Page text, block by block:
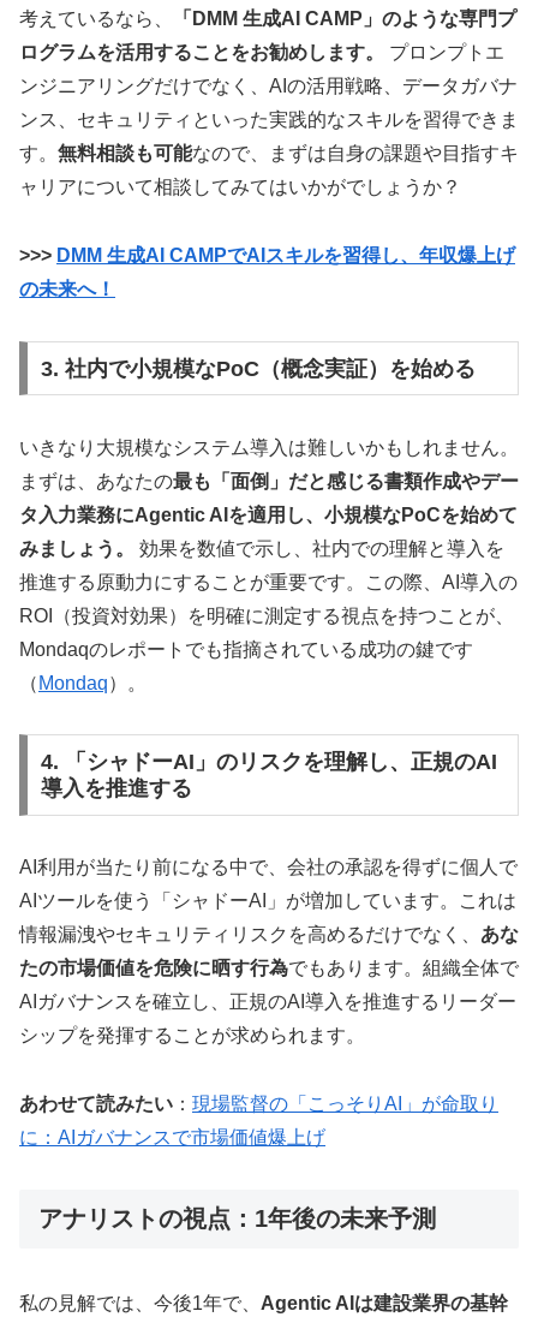
考えているなら、
「DMM 生成AI CAMP」のような専門プ
ログラムを活用することをお勧めします。
プロンプトエ
ンジニアリングだけでなく、AIの活用戦略、データガバナ
ンス、セキュリティといった実践的なスキルを習得できま
す。 無料相談も可能なので、まずは自身の課題や目指すキ
ャリアについて相談してみてはいかがでしょうか？
>>> DMM 生成AI CAMPでAIスキルを習得し、年収爆上げ
の未来へ！
3. 社内で小規模なPoC（概念実証）を始める
いきなり大規模なシステム導入は難しいかもしれません。
まずは、あなたの最も「面倒」だと感じる書類作成やデー
タ入力業務にAgentic AIを適用し、小規模なPoCを始めて
みましょう。
効果を数値で示し、社内での理解と導入を
推進する原動力にすることが重要です。この際、AI導入の
ROI（投資対効果）を明確に測定する視点を持つことが、
Mondaqのレポートでも指摘されている成功の鍵です
（ Mondaq）。
4. 「シャドーAI」のリスクを理解し、正規のAI
導入を推進する
AI利用が当たり前になる中で、会社の承認を得ずに個人で
AIツールを使う「シャドーAI」が増加しています。これは
情報漏洩やセキュリティリスクを高めるだけでなく、 あな
たの市場価値を危険に晒す行為でもあります。組織全体で
AIガバナンスを確立し、正規のAI導入を推進するリーダー
シップを発揮することが求められます。
あわせて読みたい ： 現場監督の「こっそりAI」が命取り
に：AIガバナンスで市場価値爆上げ
アナリストの視点：1年後の未来予測
私の見解では、今後1年で、 Agentic AIは建設業界の基幹